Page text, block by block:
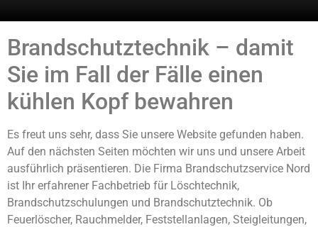
Brandschutztechnik – damit
Sie im Fall der Fälle einen
kühlen Kopf bewahren
Es freut uns sehr, dass Sie unsere Website gefunden haben.
Auf den nächsten Seiten möchten wir uns und unsere Arbeit
ausführlich präsentieren. Die Firma Brandschutzservice Nord
ist Ihr erfahrener Fachbetrieb für Löschtechnik,
Brandschutzschulungen und Brandschutztechnik. Ob
Feuerlöscher, Rauchmelder, Feststellanlagen, Steigleitungen,